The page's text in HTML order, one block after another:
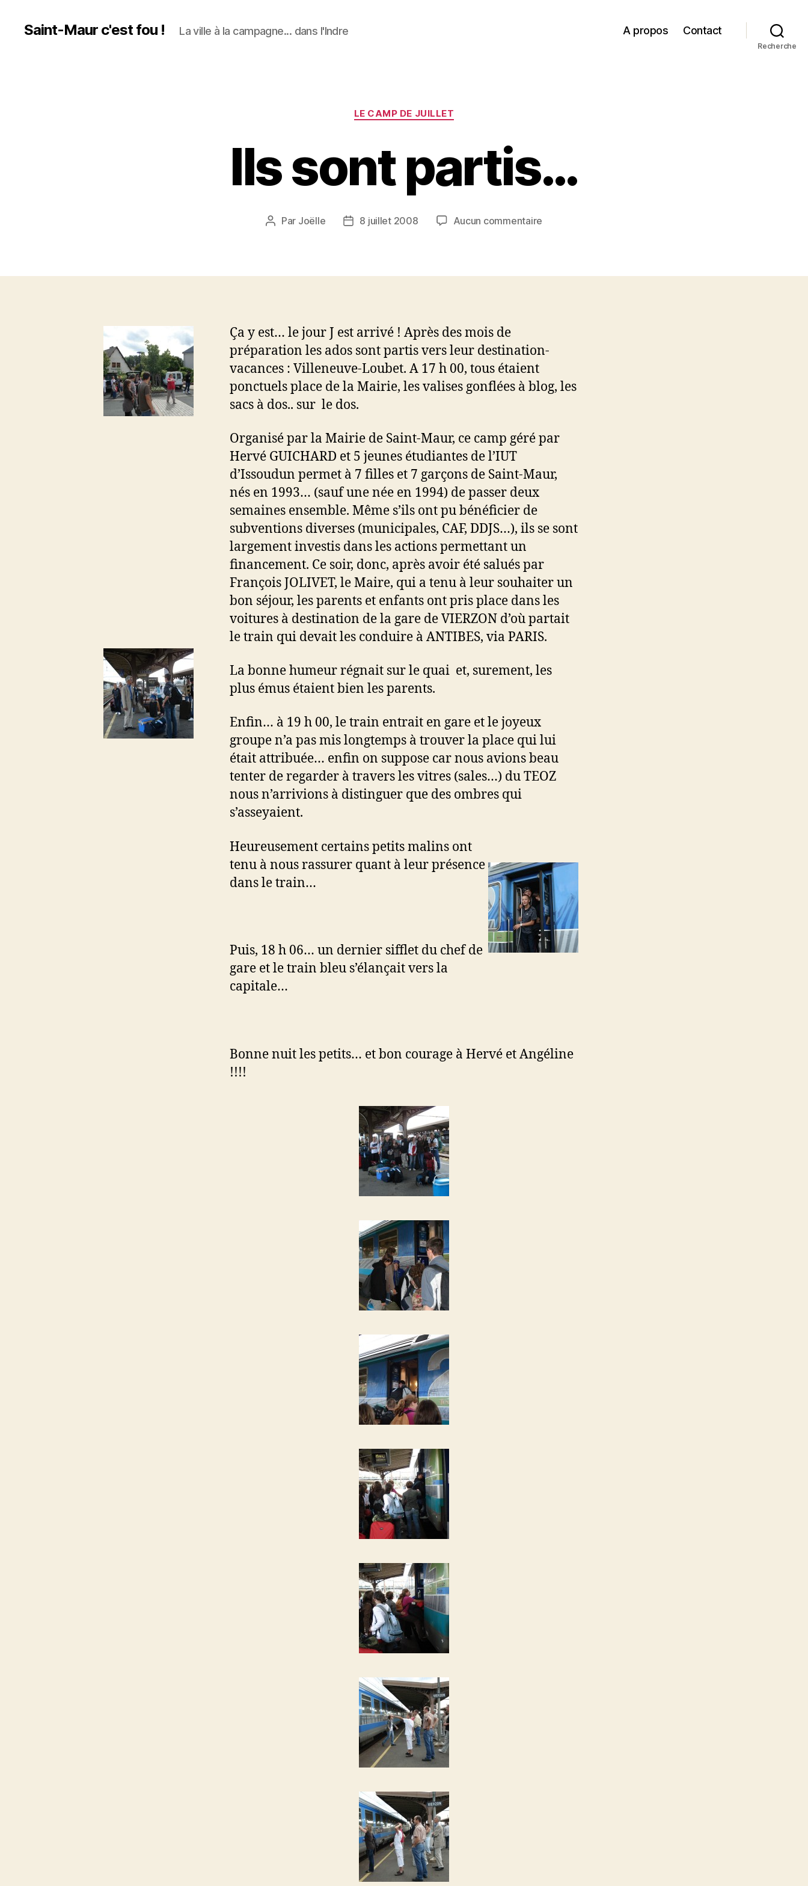
Saint-Maur c'est fou ! La ville à la campagne... dans l'Indre A propos Contact
Recherche
Catégories
LE CAMP DE JUILLET
Ils sont partis…
Auteur
Par Joëlle
Date8 juillet 2008 Aucun commentairesur
Ça y est… le jour J est arrivé ! Après des mois de
préparation les ados sont partis vers leur destination-
vacances : Villeneuve-Loubet. A 17 h 00, tous étaient
ponctuels place de la Mairie, les valises gonflées à blog, les
sacs à dos.. sur le dos.
Organisé par la Mairie de Saint-Maur, ce camp géré par
Hervé GUICHARD et 5 jeunes étudiantes de l’IUT
d’Issoudun permet à 7 filles et 7 garçons de Saint-Maur,
nés en 1993… (sauf une née en 1994) de passer deux
semaines ensemble. Même s’ils ont pu bénéficier de
subventions diverses (municipales, CAF, DDJS…), ils se sont
largement investis dans les actions permettant un
financement. Ce soir, donc, après avoir été salués par
François JOLIVET, le Maire, qui a tenu à leur souhaiter un
bon séjour, les parents et enfants ont pris place dans les
voitures à destination de la gare de VIERZON d’où partait
le train qui devait les conduire à ANTIBES, via PARIS.
La bonne humeur régnait sur le quai et, surement, les
plus émus étaient bien les parents.
Enfin… à 19 h 00, le train entrait en gare et le joyeux
groupe n’a pas mis longtemps à trouver la place qui lui
était attribuée… enfin on suppose car nous avions beau
tenter de regarder à travers les vitres (sales…) du TEOZ
nous n’arrivions à distinguer que des ombres qui
s’asseyaient.
Heureusement certains petits malins ont
tenu à nous rassurer quant à leur présence
dans le train…
Puis, 18 h 06… un dernier sifflet du chef de
gare et le train bleu s’élançait vers la
capitale…
Bonne nuit les petits… et bon courage à Hervé et Angéline
!!!!